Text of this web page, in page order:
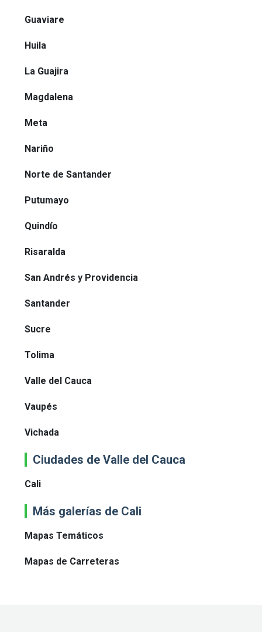
Guaviare
Huila
La Guajira
Magdalena
Meta
Nariño
Norte de Santander
Putumayo
Quindío
Risaralda
San Andrés y Providencia
Santander
Sucre
Tolima
Valle del Cauca
Vaupés
Vichada
Ciudades de Valle del Cauca
Cali
Más galerías de Cali
Mapas Temáticos
Mapas de Carreteras